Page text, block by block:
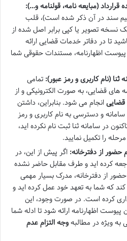
(مبایعه نامه، قولنامه و…):
سند در آن ذکر شده است)، قلب
نسخه تصویر یا کپی برابر اصل شده از
تا در دفاتر خدمات قضایی ارائه
اظهارنامه، مستندات حقوقی شما
(نام کاربری و رمز عبور): تمامی
های قضایی، به صورت الکترونیکی و از
قضاییانجام می شود. بنابراین، داشتن
و دسترسی به نام کاربری و رمز
در سامانه ثنا ثبت نام نکرده اید،
را تکمیل نمایید.
از دفترخانه: اگر پیش از این، در
کرده اید و طرف مقابل حاضر نشده
از دفترخانه، مدرک بسیار مهمی
که شما به تعهد خود عمل کرده اید و
کرده است. در صورت وجود، این
پیوست اظهارنامه ارائه شود تا ادله شما
به ویژه در مطالبهوجه التزام عدم